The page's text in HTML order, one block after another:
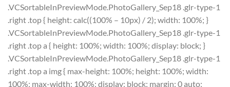
.VCSortableInPreviewMode.PhotoGallery_Sep18 .glr-type-1
.right .top { height: calc((100% – 10px) / 2); width: 100%; }
.VCSortableInPreviewMode.PhotoGallery_Sep18 .glr-type-1
.right .top a { height: 100%; width: 100%; display: block; }
.VCSortableInPreviewMode.PhotoGallery_Sep18 .glr-type-1
.right .top a img { max-height: 100%; height: 100%; width:
100%; max-width: 100%; display: block; margin: 0 auto;